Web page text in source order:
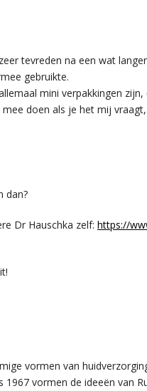
tevreden na een wat
gebruikte.
mini verpakkingen
doen als je het mij
dan?
Dr Hauschka zelf: https://
vormen van
vormen de ideeën van